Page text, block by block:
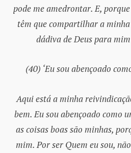
pode me amedrontar. E,
têm que compartilhar a minha
dádiva de Deus para
(40) ‘Eu sou abençoado
Aqui está a minha
bem. Eu sou abençoado como
as coisas boas são minhas,
mim. Por ser Quem eu sou,